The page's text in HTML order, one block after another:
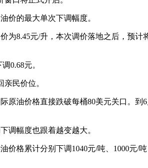
价的最大单次下调幅度。
8.45元/升，本次调价落地之后，预
0.68元。
民价位。
油价格直接跌破每桶80美元关口。到
调幅度也跟着越变越大。
格累计分别下调1040元/吨、1000元/